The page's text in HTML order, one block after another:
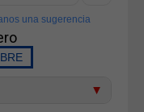
una sugerencia